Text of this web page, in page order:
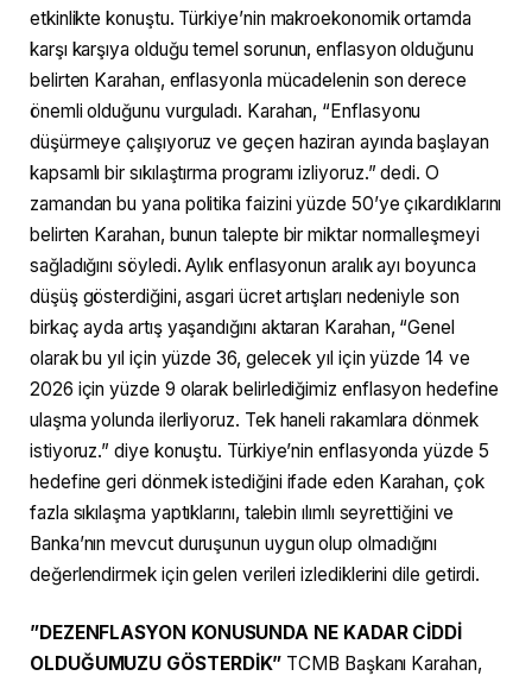
etkinlikte konuştu. Türkiye’nin makroekonomik ortamda
karşı karşıya olduğu temel sorunun, enflasyon olduğunu
belirten Karahan, enflasyonla mücadelenin son derece
önemli olduğunu vurguladı. Karahan, “Enflasyonu
düşürmeye çalışıyoruz ve geçen haziran ayında başlayan
kapsamlı bir sıkılaştırma programı izliyoruz.” dedi. O
zamandan bu yana politika faizini yüzde 50’ye çıkardıklarını
belirten Karahan, bunun talepte bir miktar normalleşmeyi
sağladığını söyledi. Aylık enflasyonun aralık ayı boyunca
düşüş gösterdiğini, asgari ücret artışları nedeniyle son
birkaç ayda artış yaşandığını aktaran Karahan, “Genel
olarak bu yıl için yüzde 36, gelecek yıl için yüzde 14 ve
2026 için yüzde 9 olarak belirlediğimiz enflasyon hedefine
ulaşma yolunda ilerliyoruz. Tek haneli rakamlara dönmek
istiyoruz.” diye konuştu. Türkiye’nin enflasyonda yüzde 5
hedefine geri dönmek istediğini ifade eden Karahan, çok
fazla sıkılaşma yaptıklarını, talebin ılımlı seyrettiğini ve
Banka’nın mevcut duruşunun uygun olup olmadığını
değerlendirmek için gelen verileri izlediklerini dile getirdi.
⁠”DEZENFLASYON KONUSUNDA NE KADAR CİDDİ
OLDUĞUMUZU GÖSTERDİK” TCMB Başkanı Karahan,